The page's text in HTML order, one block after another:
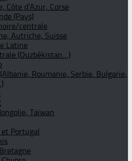
Côte d’Azur, Corse
(Pays)
centrale
Autriche, Suisse
Latine
(Ouzbékistan…)
Roumanie, Serbie, Bulgarie,
Taïwan
et Portugal